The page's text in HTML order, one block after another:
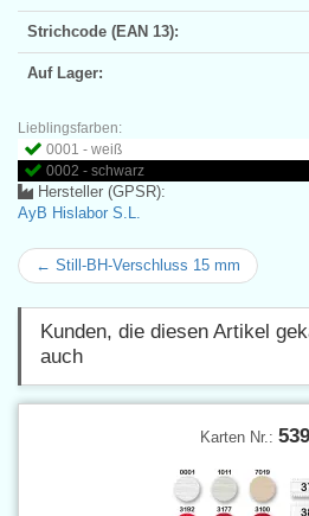
Strichcode (EAN 13):
Auf Lager:
Lieblingsfarben:
0001 - weiß
0002 - schwarz
Hersteller (GPSR):
AyB Hislabor S.L.
← Still-BH-Verschluss 15 mm
Kunden, die diesen Artikel
auch
Karten Nr.: